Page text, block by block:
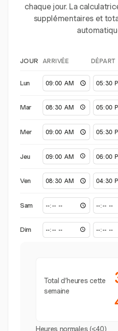
chaque jour. La
supplémentaires et
JOUR ARRIVÉE DÉPART
Lun
Mar
Mer
Jeu
Ven
Sam
Dim
Total d’heures cette
semaine
Heures normales (≤40)